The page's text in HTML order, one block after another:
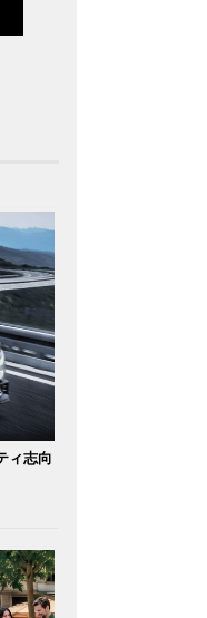
ィ志向